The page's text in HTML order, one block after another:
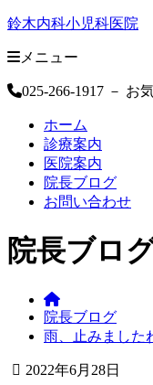
鈴木内科小児科医院
メニュー
025-266-1917 － お
ホーム
診療案内
医院案内
院長ブログ
お問い合わせ
院長ブロ
鈴
木
内
小
院長ブログ
雨、止みました
2022年6月28日